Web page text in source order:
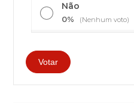
Não
0% (Nenhum voto)